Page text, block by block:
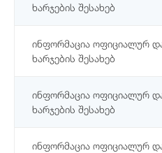
ხარჯების შესახებ
ინფორმაცია ოფიციალურ
ხარჯების შესახებ
ინფორმაცია ოფიციალურ
ხარჯების შესახებ
ინფორმაცია ოფიციალურ